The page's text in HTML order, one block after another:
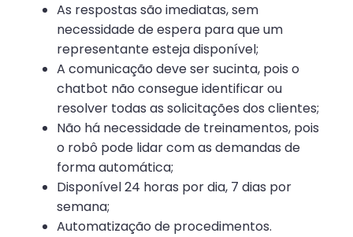
As respostas são imediatas, sem
necessidade de espera para que um
representante esteja disponível;
A comunicação deve ser sucinta, pois o
chatbot não consegue identificar ou
resolver todas as solicitações dos clientes;
Não há necessidade de treinamentos, pois
o robô pode lidar com as demandas de
forma automática;
Disponível 24 horas por dia, 7 dias por
semana;
Automatização de procedimentos.